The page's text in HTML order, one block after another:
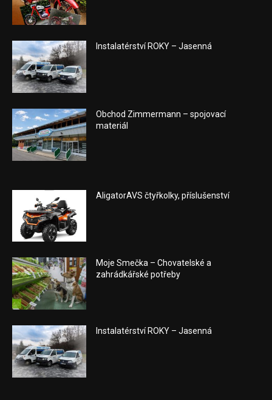
Instalatérství ROKY – Jasenná
Obchod Zimmermann – spojovací
materiál
AligatorAVS čtyřkolky, příslušenství
Moje Smečka – Chovatelské a
zahrádkářské potřeby
Instalatérství ROKY – Jasenná